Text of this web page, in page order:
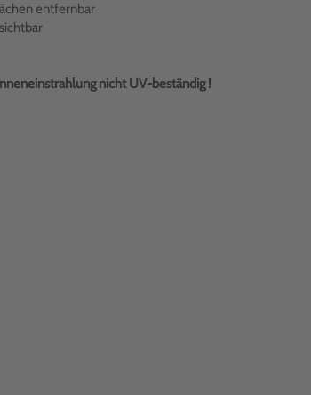
entfernbar
nicht UV-beständig !